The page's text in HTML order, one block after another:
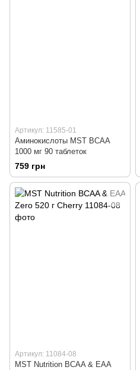
Артикул: 11585-01
Аминокислоты MST BCAA
1000 мг 90 таблеток
759 грн
Артикул: 11084-08
MST Nutrition BCAA & EAA